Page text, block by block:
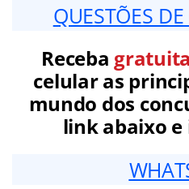
QUESTÕES
Receba
celular as
mundo dos
link abaixo e